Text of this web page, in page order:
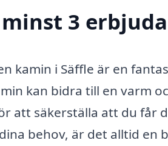
3
kamin i Säffle är en
kan bidra till en varm
att säkerställa att du får
behov, är det alltid en